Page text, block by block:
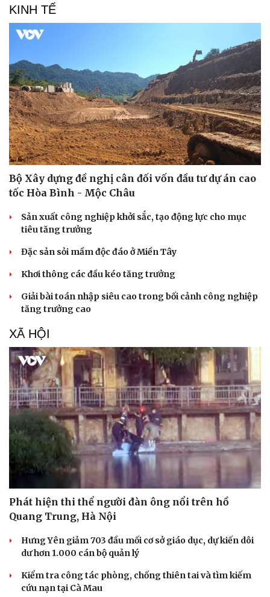
Sức khỏe
Dinh dưỡng - món ngon
Cây thuốc
Nhi khoa
Nam khoa
Làm đẹp - giảm cân
Phòng mạch online
Ăn sạch sống khỏe
Đời sống
Nhà đẹp
KINH TẾ
Bộ Xây dựng đề nghị cân đối vốn đầu tư dự án cao
tốc Hòa Bình - Mộc Châu
Sản xuất công nghiệp khởi sắc, tạo động lực cho mục
tiêu tăng trưởng
Đặc sản sỏi mầm độc đáo ở Miền Tây
Khơi thông các đầu kéo tăng trưởng
Giải bài toán nhập siêu cao trong bối cảnh công nghiệp
tăng trưởng cao
XÃ HỘI
Phát hiện thi thể người đàn ông nổi trên hồ
Quang Trung, Hà Nội
Hưng Yên giảm 703 đầu mối cơ sở giáo dục, dự kiến dôi
dư hơn 1.000 cán bộ quản lý
Kiểm tra công tác phòng, chống thiên tai và tìm kiếm
cứu nạn tại Cà Mau